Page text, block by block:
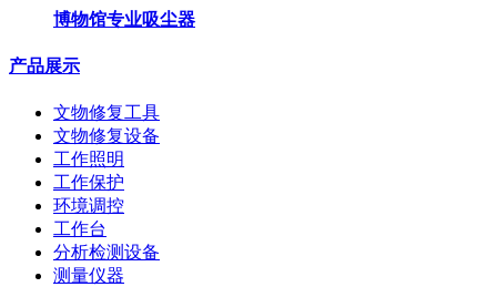
博物馆专业吸尘器
产品展示
文物修复工具
文物修复设备
工作照明
工作保护
环境调控
工作台
分析检测设备
测量仪器